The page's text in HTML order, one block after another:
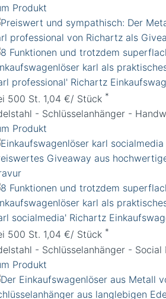
Produkt
professional' Richartz
500 St. 1,04 €/ Stück *
- Schlüsselanhänger -
Produkt
socialmedia' Richartz
500 St. 1,04 €/ Stück *
- Schlüsselanhänger - Social
Produkt